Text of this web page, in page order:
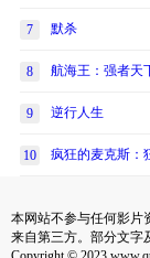
7 默杀
8 航海王：强者天
9 逆行人生
10 疯狂的麦克斯：
本网站不参与任何影片
来自第三方。部分文字